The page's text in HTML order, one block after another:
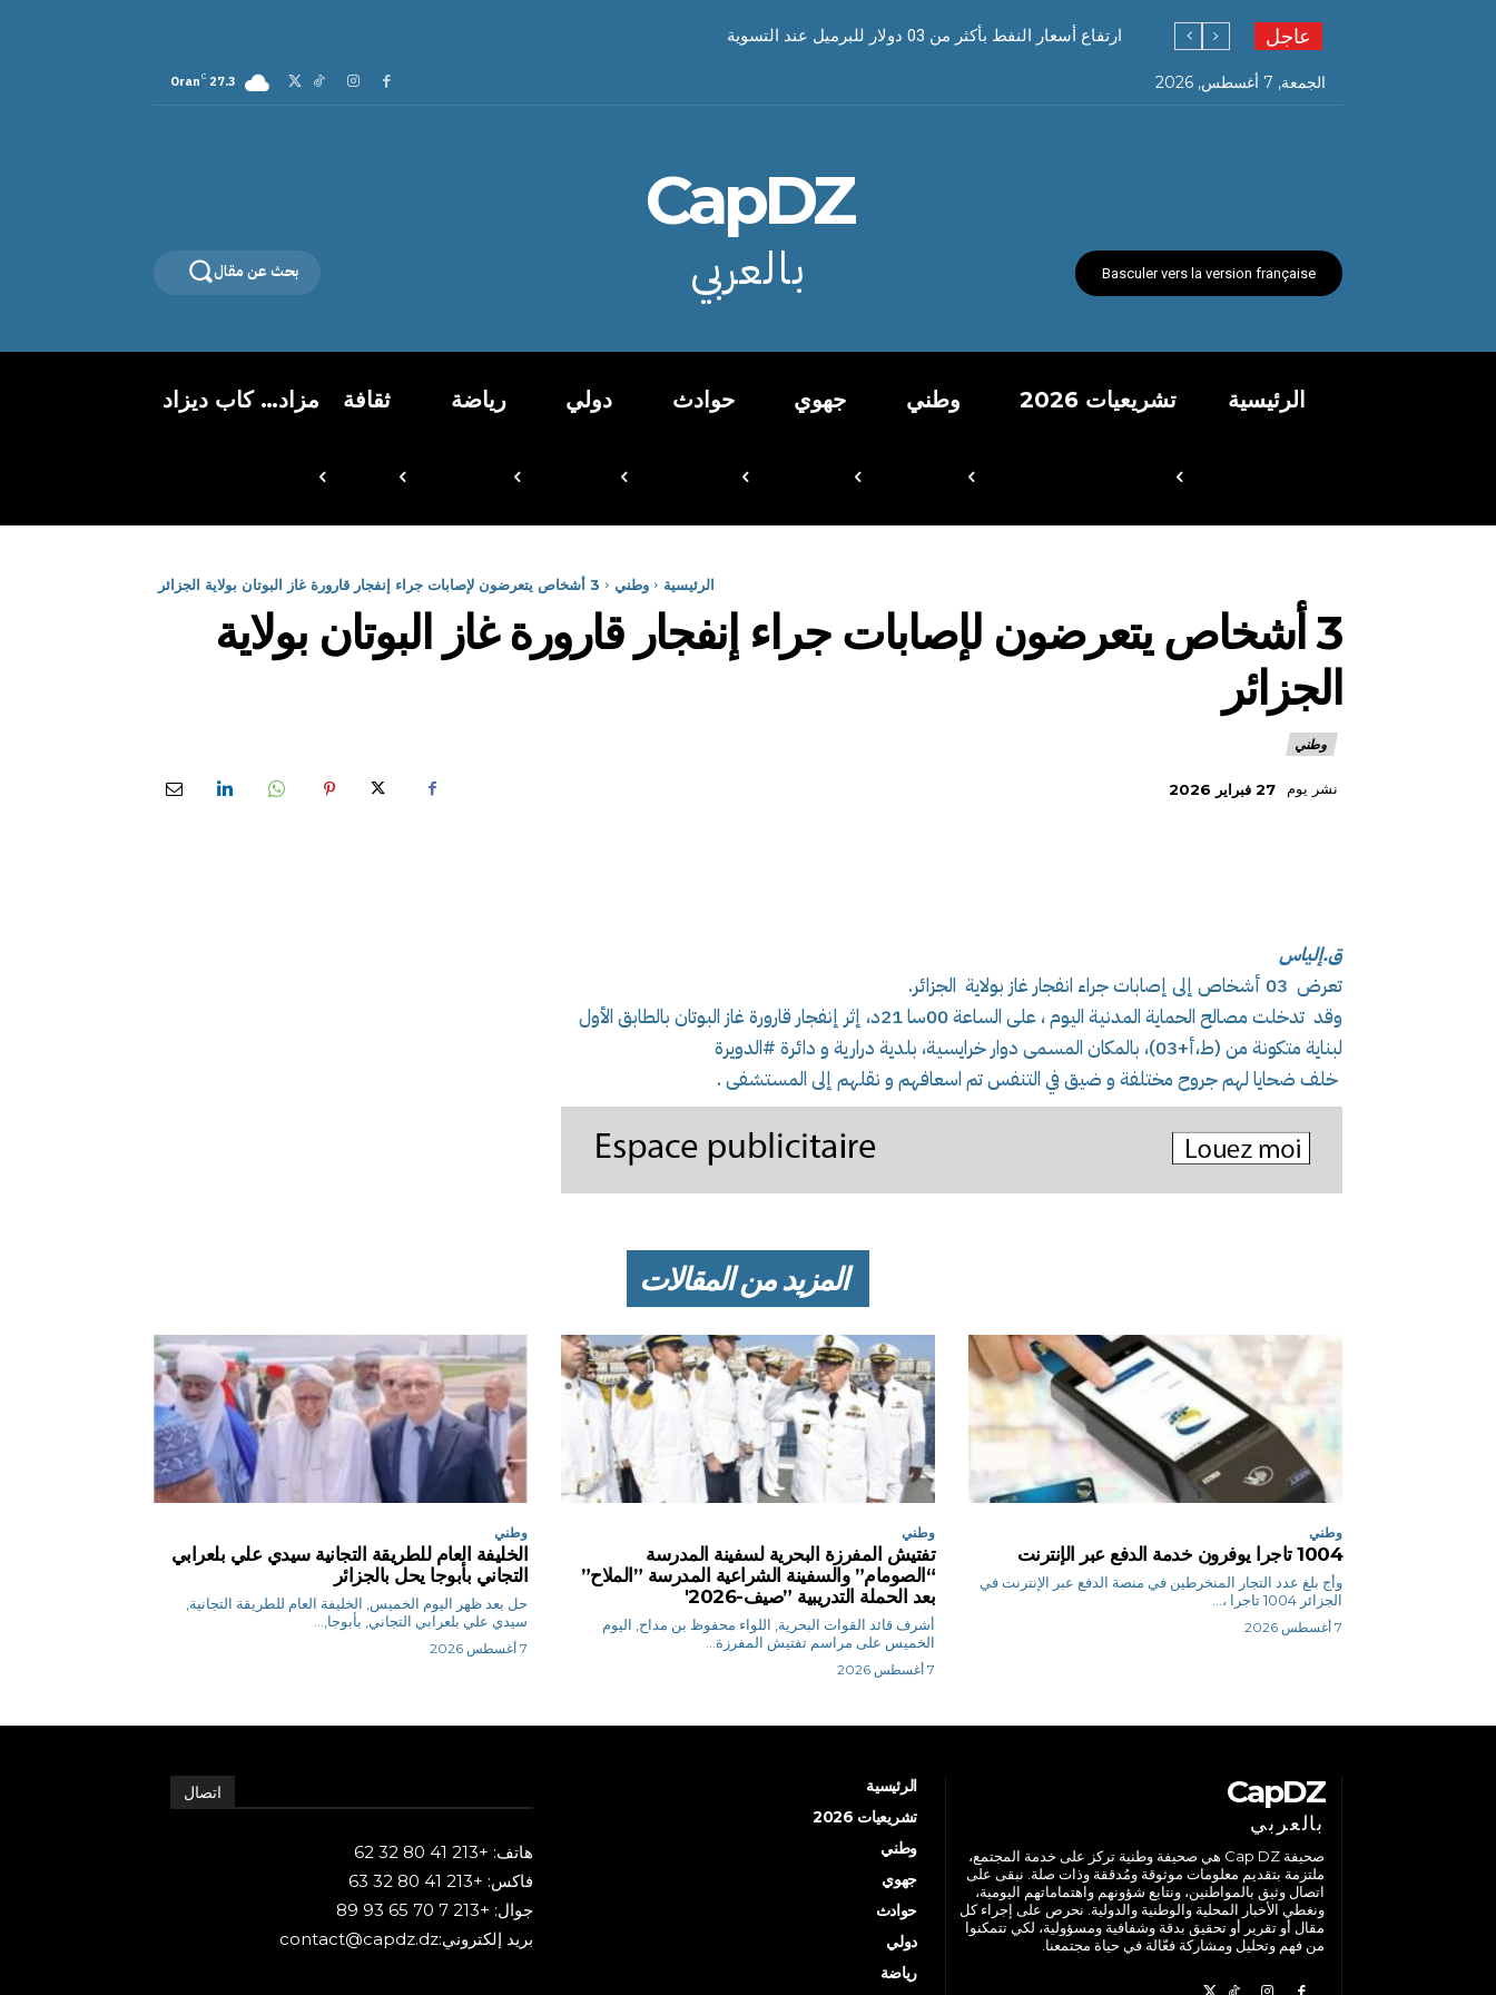
عاجل ارتفاع أسعار النفط بأكثر من 03 دولار للبرميل عند التسوية
الجمعة, 7 أغسطس, 2026 27.3
C
Oran
Basculer vers la version française
CapDZ
بالعربي بحث عن مقال
الرئيسية تشريعيات 2026 وطني جهوي حوادث دولي رياضة ثقافة مزاد… كاب ديزاد
الرئيسية وطني 3 أشخاص يتعرضون لإصابات جراء إنفجار قارورة غاز البوتان بولاية الجزائر
3 أشخاص يتعرضون لإصابات جراء إنفجار قارورة غاز البوتان بولاية
الجزائر
وطني
نشر يوم 27 فبراير 2026
ق.إلياس
تعرض 03 أشخاص إلى إصابات جراء انفجار غاز بولاية الجزائر.
وقد تدخلت مصالح الحماية المدنية اليوم ، على الساعة 00سا 21د، إثر إنفجار قارورة غاز البوتان بالطابق الأول
لبناية متكونة من (ط،أ+03)، بالمكان المسمى دوار خرايسية، بلدية درارية و دائرة #الدويرة
خلف ضحايا لهم جروح مختلفة و ضيق في التنفس تم اسعافهم و نقلهم إلى المستشفى .
المزيد من المقالات
وطني
1004 تاجرا يوفرون خدمة الدفع عبر الإنترنت
وأج بلغ عدد التجار المنخرطين في منصة الدفع عبر الإنترنت في
الجزائر 1004 تاجرا ،...
7 أغسطس 2026
وطني
تفتيش المفرزة البحرية لسفينة المدرسة
“الصومام” والسفينة الشراعية المدرسة ”الملاح”
بعد الحملة التدريبية ”صيف-2026′
أشرف قائد القوات البحرية, اللواء محفوظ بن مداح, اليوم
الخميس على مراسم تفتيش المفرزة...
7 أغسطس 2026
وطني
الخليفة العام للطريقة التجانية سيدي علي بلعرابي
التجاني بأبوجا يحل بالجزائر
حل بعد ظهر اليوم الخميس, الخليفة العام للطريقة التجانية,
سيدي علي بلعرابي التجاني, بأبوجا,...
7 أغسطس 2026
CapDZ
بالعربي
صحيفة Cap DZ هي صحيفة وطنية تركز على خدمة المجتمع،
ملتزمة بتقديم معلومات موثوقة ومُدققة وذات صلة. نبقى على
اتصال وثيق بالمواطنين، ونتابع شؤونهم واهتماماتهم اليومية،
ونغطي الأخبار المحلية والوطنية والدولية. نحرص على إجراء كل
مقال أو تقرير أو تحقيق بدقة وشفافية ومسؤولية، لكي تتمكنوا
من فهم وتحليل ومشاركة فعّالة في حياة مجتمعنا.
الرئيسية
تشريعيات 2026
وطني
جهوي
حوادث
دولي
رياضة
اتصال
هاتف: +213 41 80 32 62
فاكس: +213 41 80 32 63
جوال: +213 7 70 65 93 89
بريد إلكتروني:contact@capdz.dz